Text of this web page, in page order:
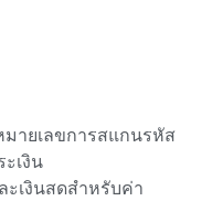
ายเลขการสแกนรหัส
เงิน
ะเงินสดสำหรับค่า